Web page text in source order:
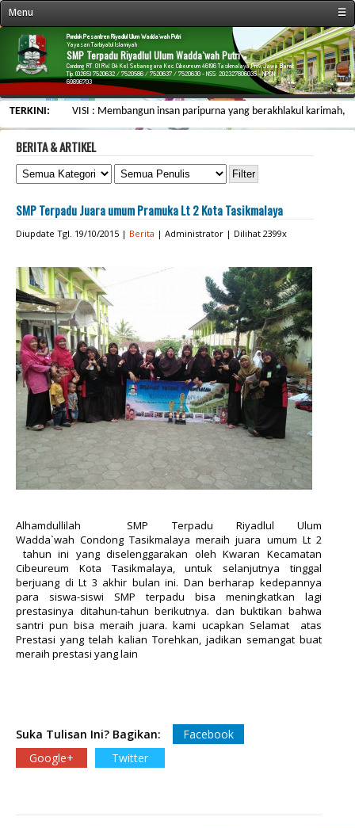
Menu
☰
« Beranda
Profil Sekolah
Fasilitas Sekolah
Kegiatan Sekolah
Data Personalia
Menu Siswa
Galeri & Arsip
Web Link
Kontak Kami
Pondok Pesantren Riyadlul Ulum Wadda`wah Putri
Yayasan Tarbiyatul Islamiyah
SMP Terpadu Riyadlul Ulum Wadda`wah Putri
Condong RT. 01 RW. 04 Kel. Setianegara Kec. Cibeureum 46196 Tasikmalaya Prov. Jawa Barat
Tlp. (0265) 7520632 / 7520586 / 7520637 / 7520630 - NSS: 202327806035 - NPSN:
69896703
TERKINI: VISI : Membangun insan paripurna yang berakhlakul karimah,
BERITA & ARTIKEL
SMP Terpadu Juara umum Pramuka Lt 2 Kota Tasikmalaya
Diupdate Tgl. 19/10/2015 | Berita | Administrator | Dilihat 2399x
Alhamdullilah SMP Terpadu Riyadlul Ulum
Wadda`wah Condong Tasikmalaya meraih juara umum Lt 2
tahun ini yang diselenggarakan oleh Kwaran Kecamatan
Cibeureum Kota Tasikmalaya,untuk selanjutnya tinggal
berjuang di Lt 3 akhir bulan ini. Dan berharap kedepannya
para siswa-siswi SMP terpadu bisa meningkatkan lagi
prestasinya ditahun-tahun berikutnya. dan buktikan bahwa
santri pun bisa meraih juara. kami ucapkan Selamat atas
Prestasi yang telah kalian Torehkan, jadikan semangat buat
meraih prestasi yang lain
Suka Tulisan Ini? Bagikan:
Facebook
Google+
Twitter